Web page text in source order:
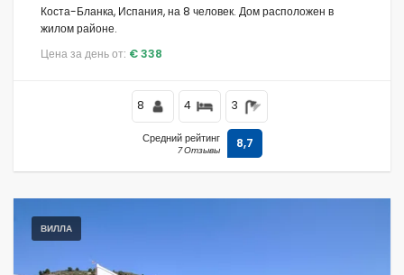
Коста-Бланка, Испания, на 8 человек. Дом расположен в
жилом районе.
Цена за день от: € 338
8 4 3
Средний рейтинг
7 Отзывы 8,7
ВИЛЛА